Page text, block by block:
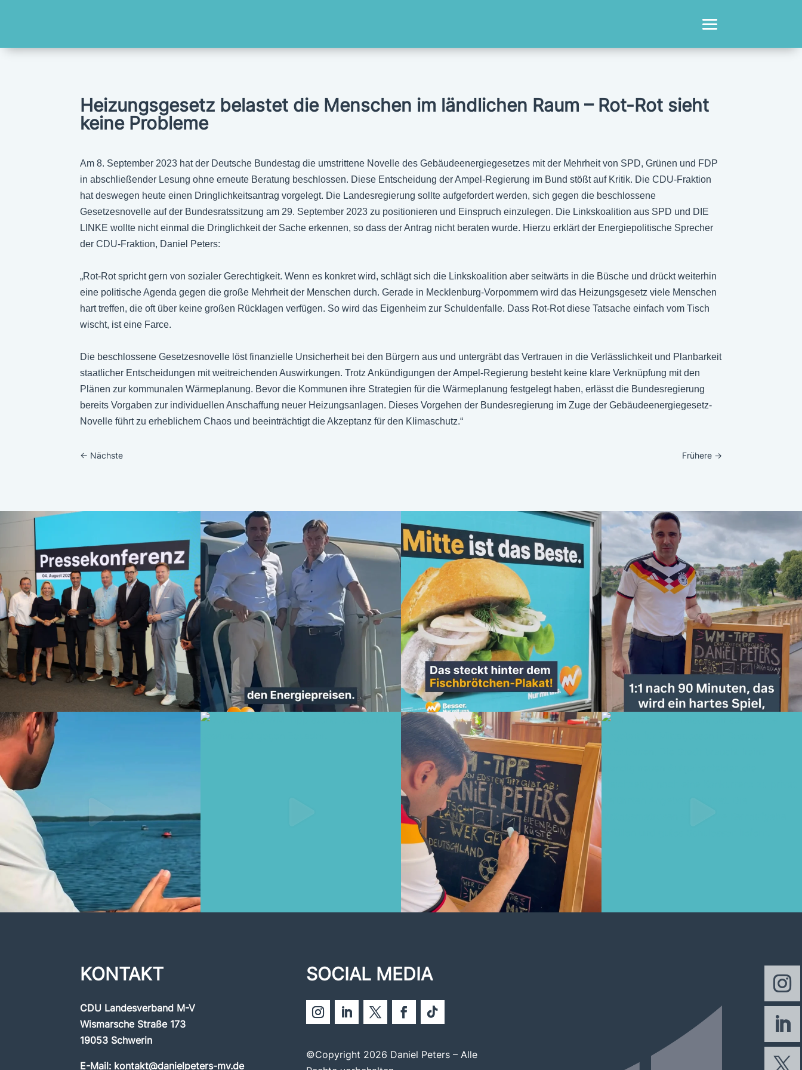
Heizungsgesetz belastet die Menschen im ländlichen Raum – Rot-Rot sieht
keine Probleme
Am 8. September 2023 hat der Deutsche Bundestag die umstrittene Novelle des Gebäudeenergiegesetzes mit der Mehrheit von SPD, Grünen und FDP
in abschließender Lesung ohne erneute Beratung beschlossen. Diese Entscheidung der Ampel-Regierung im Bund stößt auf Kritik. Die CDU-Fraktion
hat deswegen heute einen Dringlichkeitsantrag vorgelegt. Die Landesregierung sollte aufgefordert werden, sich gegen die beschlossene
Gesetzesnovelle auf der Bundesratssitzung am 29. September 2023 zu positionieren und Einspruch einzulegen. Die Linkskoalition aus SPD und DIE
LINKE wollte nicht einmal die Dringlichkeit der Sache erkennen, so dass der Antrag nicht beraten wurde. Hierzu erklärt der Energiepolitische Sprecher
der CDU-Fraktion, Daniel Peters:
„Rot-Rot spricht gern von sozialer Gerechtigkeit. Wenn es konkret wird, schlägt sich die Linkskoalition aber seitwärts in die Büsche und drückt weiterhin
eine politische Agenda gegen die große Mehrheit der Menschen durch. Gerade in Mecklenburg-Vorpommern wird das Heizungsgesetz viele Menschen
hart treffen, die oft über keine großen Rücklagen verfügen. So wird das Eigenheim zur Schuldenfalle. Dass Rot-Rot diese Tatsache einfach vom Tisch
wischt, ist eine Farce.
Die beschlossene Gesetzesnovelle löst finanzielle Unsicherheit bei den Bürgern aus und untergräbt das Vertrauen in die Verlässlichkeit und Planbarkeit
staatlicher Entscheidungen mit weitreichenden Auswirkungen. Trotz Ankündigungen der Ampel-Regierung besteht keine klare Verknüpfung mit den
Plänen zur kommunalen Wärmeplanung. Bevor die Kommunen ihre Strategien für die Wärmeplanung festgelegt haben, erlässt die Bundesregierung
bereits Vorgaben zur individuellen Anschaffung neuer Heizungsanlagen. Dieses Vorgehen der Bundesregierung im Zuge der Gebäudeenergiegesetz-
Novelle führt zu erheblichem Chaos und beeinträchtigt die Akzeptanz für den Klimaschutz.“
← Nächste Frühere→
KONTAKT
CDU Landesverband M-V
Wismarsche Straße 173
19053 Schwerin
E-Mail: kontakt@danielpeters-mv.de
SOCIAL MEDIA
©Copyright 2026 Daniel Peters – Alle